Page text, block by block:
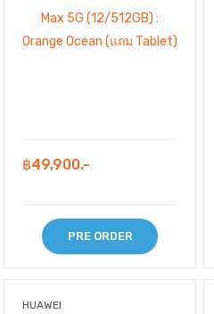
฿49,900.-
PRE ORDER
HUAWEI